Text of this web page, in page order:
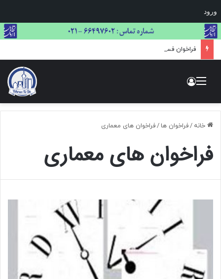
ورود
منو
خانه /فراخوان ها /فراخوان های معماری
فراخوان های معماری